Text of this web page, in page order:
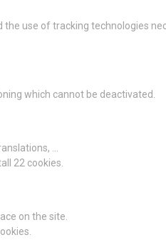
use of tracking technologies
which cannot be deactivated.
...
22 cookies.
on the site.